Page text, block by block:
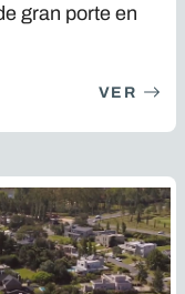
gran porte en
VER